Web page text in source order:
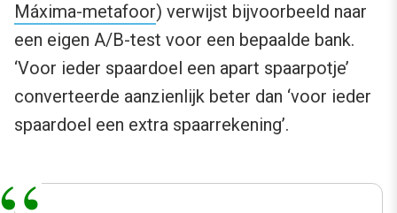
Máxima-metafoor) verwijst bijvoorbeeld naar
een eigen A/B-test voor een bepaalde bank.
‘Voor ieder spaardoel een apart spaarpotje’
converteerde aanzienlijk beter dan ‘voor ieder
spaardoel een extra spaarrekening’.